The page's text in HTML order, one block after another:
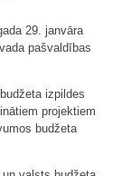
29. janvāra
pašvaldības
izpildes
projektiem
budžeta